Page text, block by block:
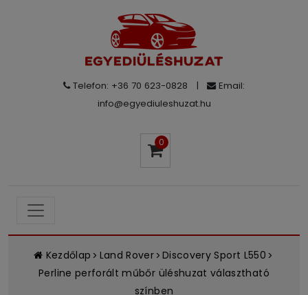
Telefon: +36 70 623-0828 |
Email:
info@egyediuleshuzat.hu
0
Kezdőlap Land Rover Discovery Sport L550
Perline perforált műbőr üléshuzat választható
színben